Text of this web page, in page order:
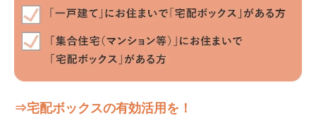
⇒宅配ボックスの有効活用を！